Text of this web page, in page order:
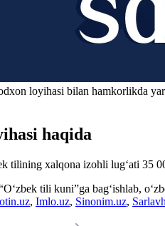
loyihasi bilan hamkorlikda
haqida
tilining xalqona izohli lug‘ati 35
tili kuni”ga bag‘ishlab,
, Imlo.uz, Sinonim.uz,